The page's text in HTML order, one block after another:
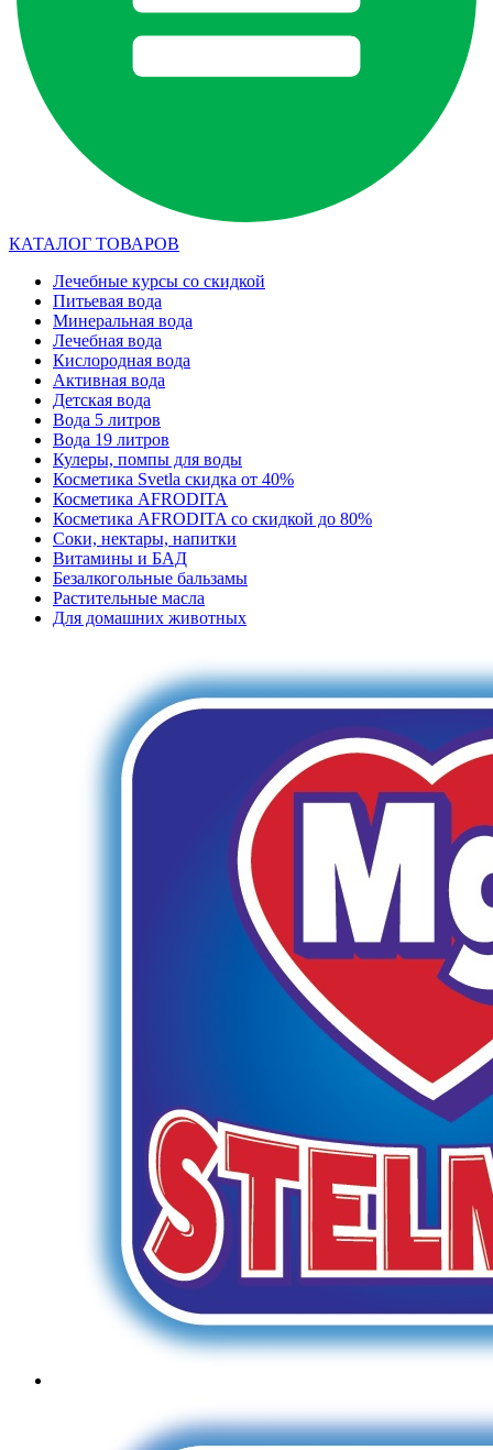
КАТАЛОГ ТОВАРОВ
Лечебные курсы со скидкой
Питьевая вода
Минеральная вода
Лечебная вода
Кислородная вода
Активная вода
Детская вода
Вода 5 литров
Вода 19 литров
Кулеры, помпы для воды
Косметика Svetla скидка от 40%
Косметика AFRODITA
Косметика AFRODITA со скидкой до 80%
Соки, нектары, напитки
Витамины и БАД
Безалкогольные бальзамы
Растительные масла
Для домашних животных